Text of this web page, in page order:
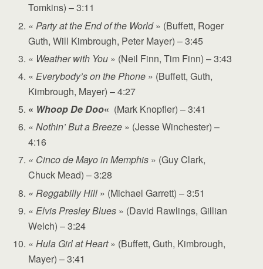
Tomkins) – 3:11
« Party at the End of the World» (Buffett, Roger
Guth, Will Kimbrough, Peter Mayer) – 3:45
« Weather with You » (Neil Finn, Tim Finn) – 3:43
«Everybody’s on the Phone » (Buffett, Guth,
Kimbrough, Mayer) – 4:27
« Whoop De Doo« (Mark Knopfler) – 3:41
«Nothin’ But a Breeze » (Jesse Winchester) –
4:16
« Cinco de Mayo in Memphis » (Guy Clark,
Chuck Mead) – 3:28
« Reggabilly Hill » (Michael Garrett) – 3:51
«Elvis Presley Blues » (David Rawlings, Gillian
Welch) – 3:24
«Hula Girl at Heart» (Buffett, Guth, Kimbrough,
Mayer) – 3:41